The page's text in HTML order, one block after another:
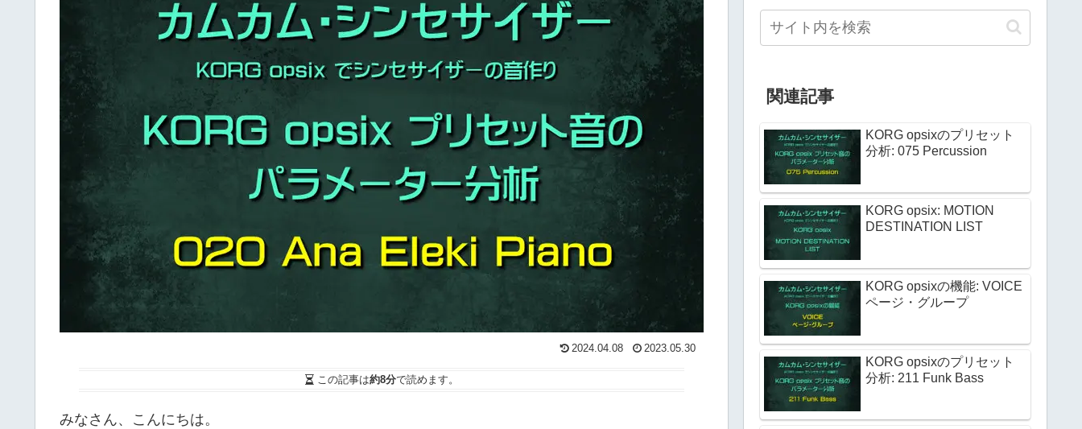
2024.04.08 2023.05.30
この記事は約8分で読めます。
みなさん、こんにちは。
関連記事
KORG opsixのプリセット
分析: 075 Percussion
KORG opsix: MOTION
DESTINATION LIST
KORG opsixの機能: VOICE
ページ・グループ
KORG opsixのプリセット
分析: 211 Funk Bass